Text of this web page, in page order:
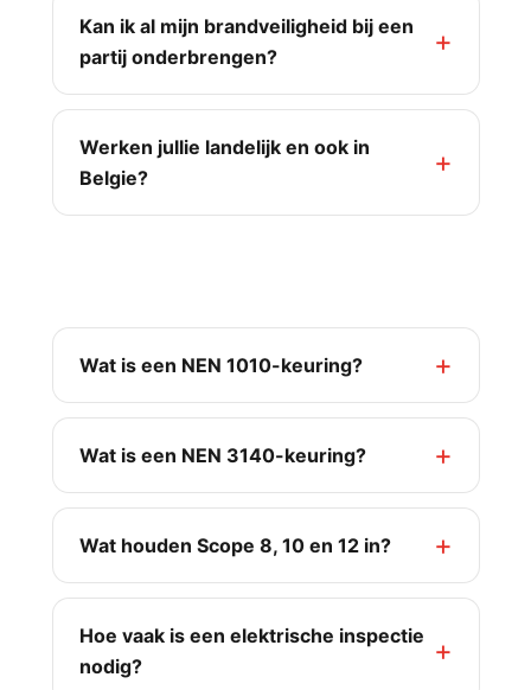
Kan ik al mijn brandveiligheid bij een
partij onderbrengen?
Werken jullie landelijk en ook in
Belgie?
Wat is een NEN 1010-keuring?
Wat is een NEN 3140-keuring?
Wat houden Scope 8, 10 en 12 in?
Hoe vaak is een elektrische inspectie
nodig?